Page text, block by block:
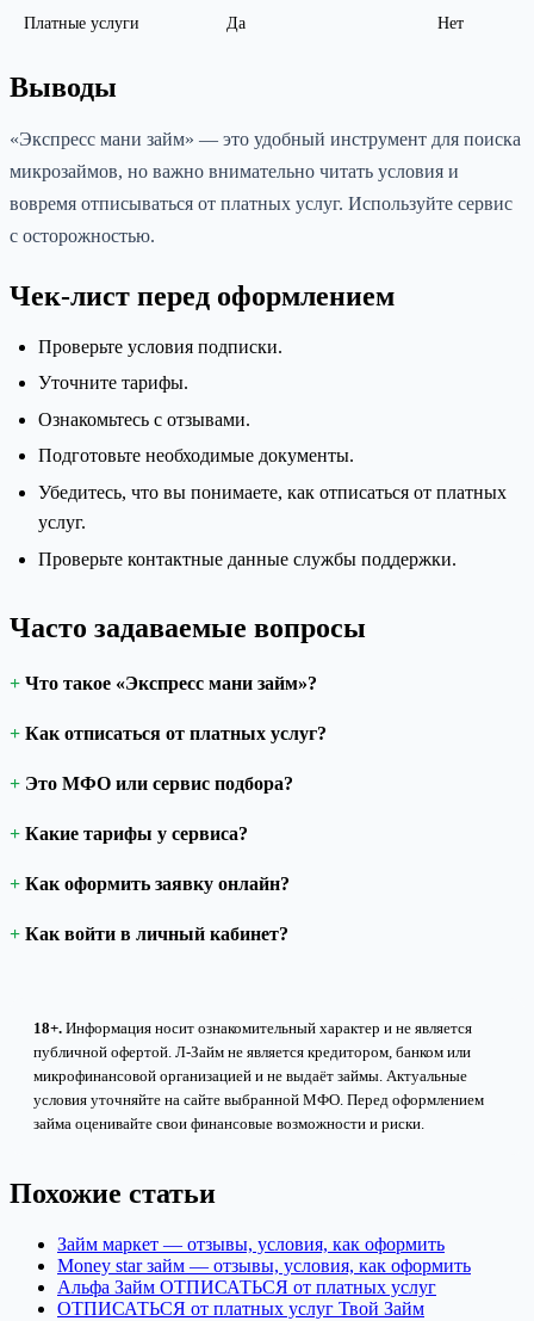
Платные услуги Да Нет
Выводы
«Экспресс мани займ» — это удобный инструмент для поиска
микрозаймов, но важно внимательно читать условия и
вовремя отписываться от платных услуг. Используйте сервис
с осторожностью.
Чек-лист перед оформлением
Проверьте условия подписки.
Уточните тарифы.
Ознакомьтесь с отзывами.
Подготовьте необходимые документы.
Убедитесь, что вы понимаете, как отписаться от платных
услуг.
Проверьте контактные данные службы поддержки.
Часто задаваемые вопросы
Что такое «Экспресс мани займ»?
Как отписаться от платных услуг?
Это МФО или сервис подбора?
Какие тарифы у сервиса?
Как оформить заявку онлайн?
Как войти в личный кабинет?
18+. Информация носит ознакомительный характер и не является
публичной офертой. Л-Займ не является кредитором, банком или
микрофинансовой организацией и не выдаёт займы. Актуальные
условия уточняйте на сайте выбранной МФО. Перед оформлением
займа оценивайте свои финансовые возможности и риски.
Похожие статьи
Займ маркет — отзывы, условия, как оформить
Money star займ — отзывы, условия, как оформить
Альфа Займ ОТПИСАТЬСЯ от платных услуг
ОТПИСАТЬСЯ от платных услуг Твой Займ